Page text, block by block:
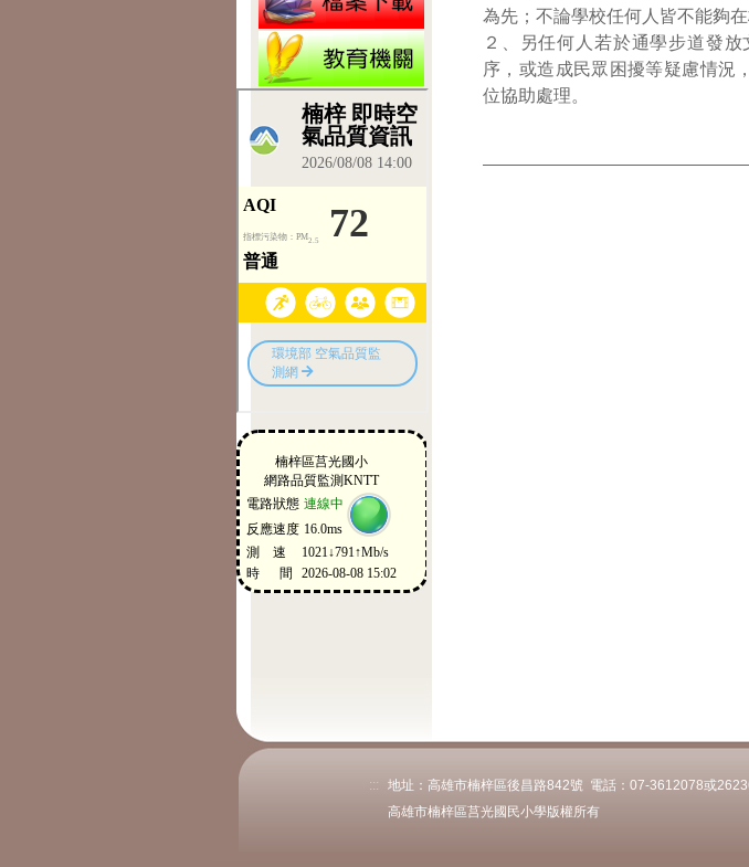
為先；不論學校任何人皆不能夠
２、另任何人若於通學步道發
序，或造成民眾困擾等疑慮情況
位協助處理。
:::
地址：高雄市楠梓區後昌路842號 電話：07-3612078或
高雄市楠梓區莒光國民小學版權所有